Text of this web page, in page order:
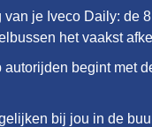
van je Iveco Daily: de
het vaakst
autorijden begint met
bij jou in de